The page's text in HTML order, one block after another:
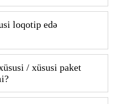
loqotip edə
/ xüsusi paket